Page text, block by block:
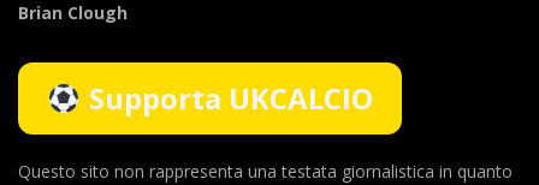
Brian Clough
Supporta UKCALCIO
Questo sito non rappresenta una testata giornalistica in quanto